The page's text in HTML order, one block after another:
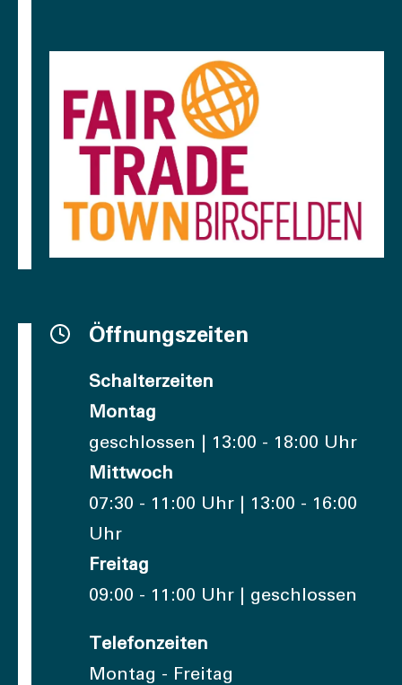
Öffnungszeiten
Schalterzeiten
Montag
geschlossen | 13:00 - 18:00 Uhr
Mittwoch
07:30 - 11:00 Uhr | 13:00 - 16:00
Uhr
Freitag
09:00 - 11:00 Uhr | geschlossen
Telefonzeiten
Montag - Freitag